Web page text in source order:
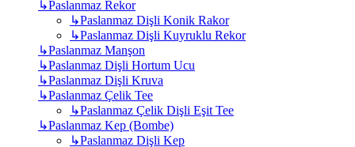
↳Paslanmaz Rekor
↳Paslanmaz Dişli Konik Rakor
↳Paslanmaz Dişli Kuyruklu Rekor
↳Paslanmaz Manşon
↳Paslanmaz Dişli Hortum Ucu
↳Paslanmaz Dişli Kruva
↳Paslanmaz Çelik Tee
↳Paslanmaz Çelik Dişli Eşit Tee
↳Paslanmaz Kep (Bombe)
↳Paslanmaz Dişli Kep